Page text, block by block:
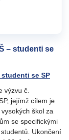
– studenti se
studenti se SP
výzvu č.
jejímž cílem je
škol za
se specifickými
Ukončení